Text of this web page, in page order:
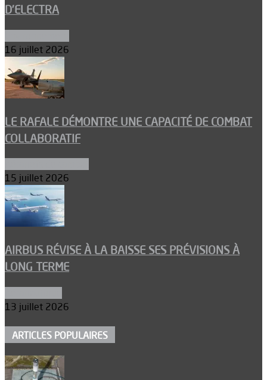
D’ELECTRA
16 juillet 2026
LE RAFALE DÉMONTRE UNE CAPACITÉ DE COMBAT
COLLABORATIF
15 juillet 2026
AIRBUS RÉVISE À LA BAISSE SES PRÉVISIONS À
LONG TERME
13 juillet 2026
ARTICLES POPULAIRES